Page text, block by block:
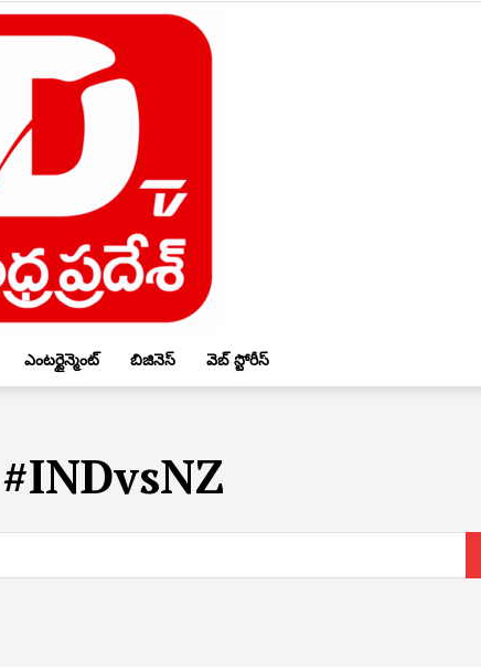
ఎంటర్టైన్మెంట్ బిజినెస్ వెబ్ స్టోరీస్
#INDvsNZ